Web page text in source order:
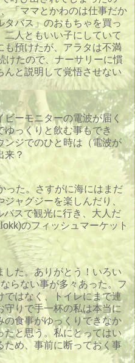
「ママとかわのは仕事だか
タバス」のおもちゃを買っ
二人ともいい子にしていて
も預けたが、アラタは不満
けたので、ナーサリーに慣
んと説明して覚悟させない
ーモニターの電波が届く
っくりと飲む事もでき
ンジでのひと時は（電波が
来？
った。さすがに海にはまだ
ャグジーを楽しんだり、
バスで観光に行き、大人だ
のフィッシュマーケット
した。ありがとう！いろい
らない事が多々あった。フ
ではなく、トイレにまで連
守りで手一杯の私は本当に
の食事がゆっくりできなか
たと思う。私にとってはい
ため、事前に断っておく事